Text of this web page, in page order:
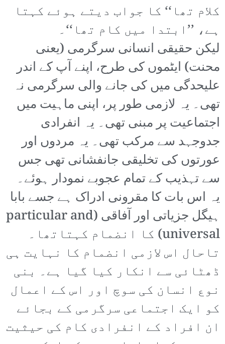
کلام تھا‘‘ کا جواب دیتے ہوئے کہتا
ہے، ’’ابتدا میں کام تھا‘‘۔
لیکن حقیقی انسانی سرگرمی (یعنی
محنت) ایٹموں کی طرح، اپنے آپ کے اندر
علیحدگی میں کی جانے والی سرگرمی نہ
تھی۔ یہ لازمی طور پر، اپنی ماہیت میں
اجتماعیت پر مبنی تھی۔ یہ انفرادی
جدوجہد سے مرکب تھی۔ یہ مردوں اور
عورتوں کی تخلیقی جانفشانی تھی جس
سے تہذیب کے تمام عجوبے نمودار ہوئے۔
یہ اس بات کا مقرونی ادراک ہے جسے بابا
ہیگل جزیاتی اور آفاقی (particular and
universal) کا انضمام کہتاتھا۔
تاحال اس لازمی انضمام کا نہایت ہی
ڈھٹائی سے انکار کیا گیا ہے۔ بنی
نوع انسان کی سوچ اور اس کے اعمال
کو ایک اجتماعی سرگرمی کے بجائے
ان افراد کے انفرادی کام کی حیثیت